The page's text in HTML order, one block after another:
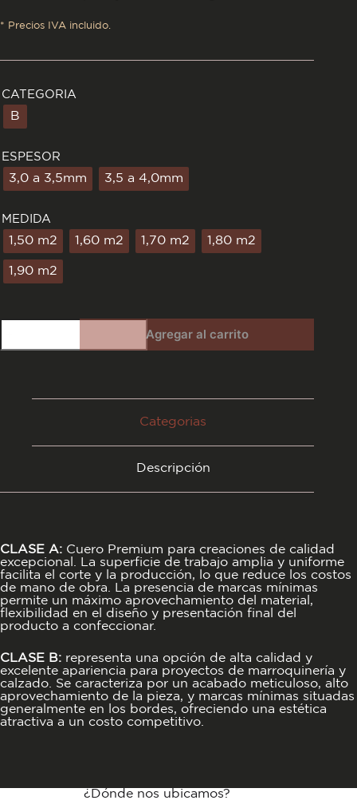
* Precios IVA incluido.
CATEGORIA
B
ESPESOR
3,0 a 3,5mm 3,5 a 4,0mm
MEDIDA
1,50 m2 1,60 m2 1,70 m2 1,80 m2
1,90 m2
Grupón
Agregar al carrito
Categorias
Descripción
CLASE A: Cuero Premium para creaciones de calidad
excepcional. La superficie de trabajo amplia y uniforme
facilita el corte y la producción, lo que reduce los costos
de mano de obra. La presencia de marcas mínimas
permite un máximo aprovechamiento del material,
flexibilidad en el diseño y presentación final del
producto a confeccionar.
CLASE B: representa una opción de alta calidad y
excelente apariencia para proyectos de marroquinería y
calzado. Se caracteriza por un acabado meticuloso, alto
aprovechamiento de la pieza, y marcas mínimas situadas
generalmente en los bordes, ofreciendo una estética
atractiva a un costo competitivo.
¿Dónde nos ubicamos?